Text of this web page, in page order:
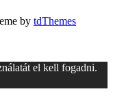
by tdThemes
el kell fogadni.